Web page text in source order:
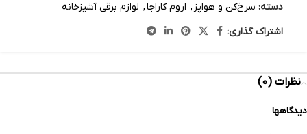
دسته: سرخ‌کن و هواپز , اروم کاراجا, لوازم برقی آشپزخانه
اشتراک گذاری:
نظرات (0)
دیدگاهها